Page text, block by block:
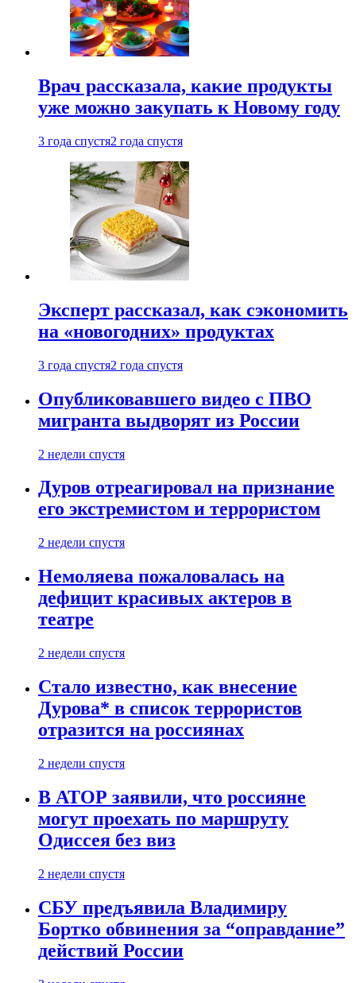
Врач рассказала, какие продукты
уже можно закупать к Новому году
3 года спустя2 года спустя
Эксперт рассказал, как сэкономить
на «новогодних» продуктах
3 года спустя2 года спустя
Опубликовавшего видео с ПВО
мигранта выдворят из России
2 недели спустя
Дуров отреагировал на признание
его экстремистом и террористом
2 недели спустя
Немоляева пожаловалась на
дефицит красивых актеров в
театре
2 недели спустя
Стало известно, как внесение
Дурова* в список террористов
отразится на россиянах
2 недели спустя
В АТОР заявили, что россияне
могут проехать по маршруту
Одиссея без виз
2 недели спустя
СБУ предъявила Владимиру
Бортко обвинения за “оправдание”
действий России